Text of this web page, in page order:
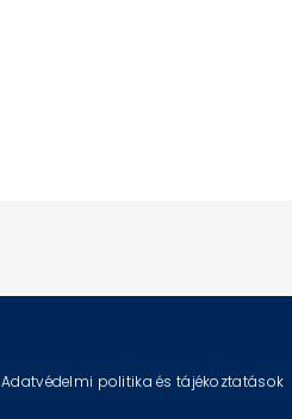
Adatvédelmi politika és tájékoztatások